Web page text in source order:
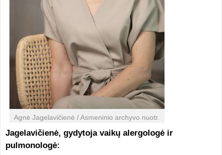
Agnė Jagelavičienė / Asmeninio archyvo nuotr.
Jagelavičienė, gydytoja vaikų alergologė ir
pulmonologė: